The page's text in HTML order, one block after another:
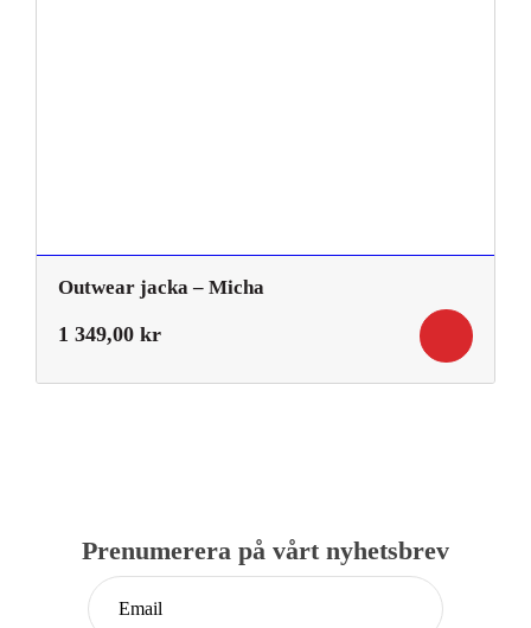
Outwear jacka – Micha
1 349,00 kr
Prenumerera på vårt nyhetsbrev